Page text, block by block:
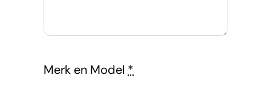
Merk en Model *